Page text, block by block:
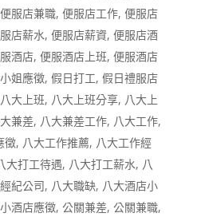
便服店兼職, 便服店工作, 便服店
店薪水, 便服店薪資, 便服店酒
酒店, 便服酒店上班, 便服酒店
姐應徵, 假日打工, 假日禮服店
八大上班, 八大上班分享, 八大上
兼差, 八大兼差工作, 八大工作,
徵, 八大工作推薦, 八大工作經
大打工待遇, 八大打工薪水, 八
紀公司, 八大職缺, 八大酒店小
酒店應徵, 公關兼差, 公關兼職,